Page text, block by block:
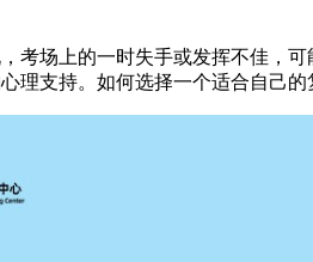
场上的一时失手或发挥不佳，
支持。如何选择一个适合自己